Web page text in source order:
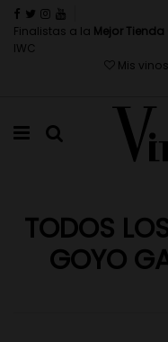
Finalistas a la Mejor
IWC
Mis
TODOS
GOYO